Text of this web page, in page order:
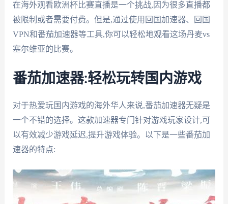
在海外观看欧洲杯比赛直播是一个挑战,因为很多直播都
被限制或者需要付费。但是,通过使用回国加速器、回国
VPN和番茄加速器等工具,你可以轻松地观看这场丹麦vs
塞尔维亚的比赛。
番茄加速器:轻松玩转国内游戏
对于热爱玩国内游戏的海外华人来说,番茄加速器无疑是
一个不错的选择。这款加速器专门针对游戏玩家设计,可
以有效减少游戏延迟,提升游戏体验。以下是一些番茄加
速器的特点: